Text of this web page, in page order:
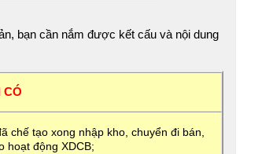
bạn cần nắm được kết cấu và nội dung
CÓ
chế tạo xong nhập kho, chuyển đi bán,
hoạt động XDCB;